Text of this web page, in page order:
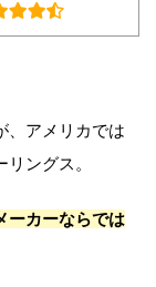
、アメリカでは
ングス。
ーカーならでは